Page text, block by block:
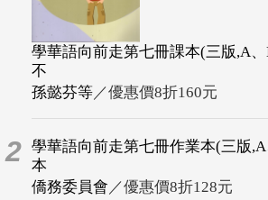
學華語向前走第七冊課本(三版,A
不
孫懿芬等／優惠價8折160元
2 學華語向前走第七冊作業本(三版
本
僑務委員會 ／優惠價8折128元